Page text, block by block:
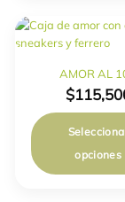
AMOR AL
$
opciones